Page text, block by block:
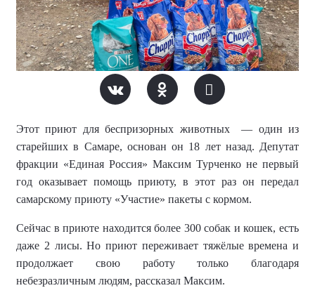
Этот приют для беспризорных животных — один из
старейших в Самаре, основан он 18 лет назад. Депутат
фракции «Единая Россия» Максим Турченко не первый
год оказывает помощь приюту, в этот раз он передал
самарскому приюту «Участие» пакеты с кормом.
Сейчас в приюте находится более 300 собак и кошек, есть
даже 2 лисы. Но приют переживает тяжёлые времена и
продолжает свою работу только благодаря
небезразличным людям, рассказал Максим.